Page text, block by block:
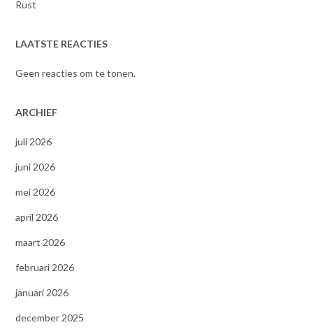
Rust
LAATSTE REACTIES
Geen reacties om te tonen.
ARCHIEF
juli 2026
juni 2026
mei 2026
april 2026
maart 2026
februari 2026
januari 2026
december 2025